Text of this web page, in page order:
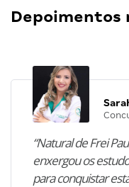
Depoimentos
“Natural de Frei
enxergou os
para conquistar